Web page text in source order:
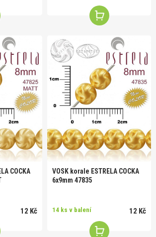
COCKA
12 Kč
VOSK korale ESTRELA COCKA
6x9mm 47835
14 ks v balení 12 Kč